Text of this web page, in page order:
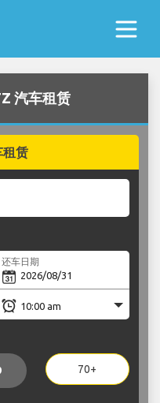
汽车租赁
租赁
还车日期
70+